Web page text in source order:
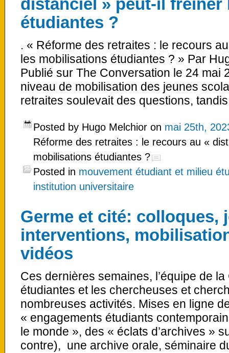
distanciel » peut-il
étudiantes ?
. « Réforme des retraites : le recours
les mobilisations étudiantes ? » Par
Publié sur The Conversation le 24 mai
niveau de mobilisation des jeunes
retraites soulevait des questions,
Posted by Hugo Melchior on mai 25th,
Réforme des retraites : le recours au «
mobilisations étudiantes ?
Posted in mouvement étudiant et milieu
institution universitaire
Germe et cité: colloques,
interventions,
vidéos
Ces dernières semaines, l’équipe de
étudiantes et les chercheuses et
nombreuses activités. Mises en ligne
« engagements étudiants
le monde », des « éclats d’archives »
contre), une archive orale, séminaire